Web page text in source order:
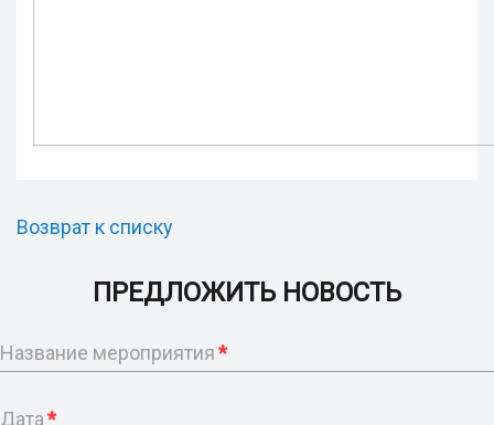
Возврат к списку
ПРЕДЛОЖИТЬ НОВОСТЬ
Название мероприятия*
Дата*